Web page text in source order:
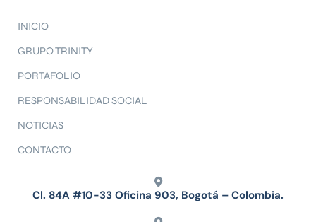
INICIO
GRUPO TRINITY
PORTAFOLIO
RESPONSABILIDAD SOCIAL
NOTICIAS
CONTACTO
Cl. 84A #10-33 Oficina 903, Bogotá – Colombia.